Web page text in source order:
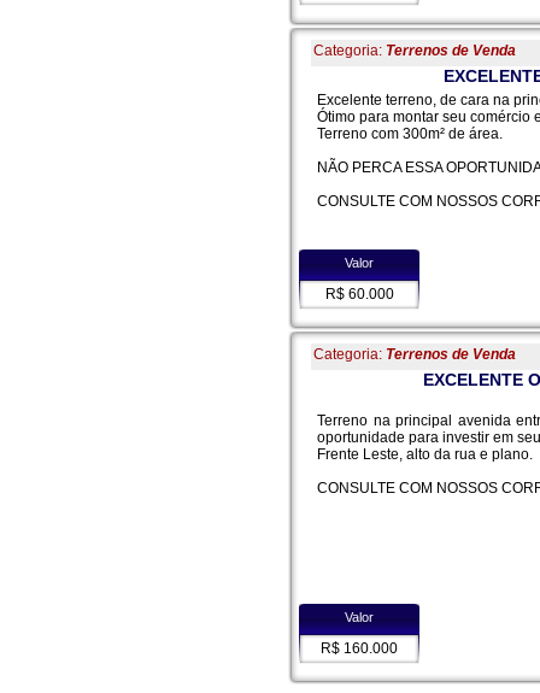
Categoria: Terrenos de Venda
Excelente terreno, de cara na
Ótimo para montar seu comércio
Terreno com 300m² de área.
NÃO PERCA ESSA
CONSULTE COM NOSSOS
Valor
R$ 60.000
Categoria: Terrenos de Venda
EXCELENTE
Terreno na principal avenida
oportunidade para investir em
Frente Leste, alto da rua e plano.
CONSULTE COM NOSSOS
Valor
R$ 160.000